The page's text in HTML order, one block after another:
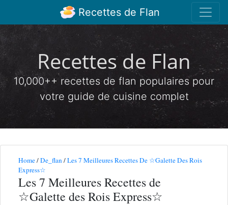
Recettes de Flan
Recettes de Flan
10,000++ recettes de flan populaires pour
votre guide de cuisine complet
Home/De_flan/Les 7 Meilleures Recettes De ☆Galette Des Rois
Express☆
Les 7 Meilleures Recettes de
☆Galette des Rois Express☆